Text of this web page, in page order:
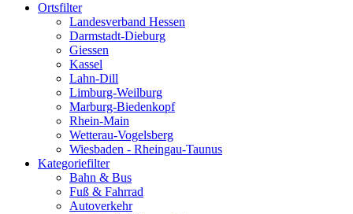
Ortsfilter
Landesverband Hessen
Darmstadt-Dieburg
Giessen
Kassel
Lahn-Dill
Limburg-Weilburg
Marburg-Biedenkopf
Rhein-Main
Wetterau-Vogelsberg
Wiesbaden - Rheingau-Taunus
Kategoriefilter
Bahn & Bus
Fuß & Fahrrad
Autoverkehr